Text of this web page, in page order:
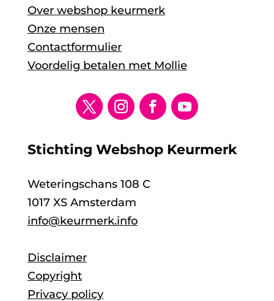
Over webshop keurmerk
Onze mensen
Contactformulier
Voordelig betalen met Mollie
Stichting Webshop Keurmerk
Weteringschans 108 C
1017 XS Amsterdam
info@keurmerk.info
Disclaimer
Copyright
Privacy policy